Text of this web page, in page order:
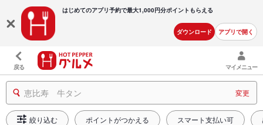
はじめてのアプリ予約で最大1,000円分ポイントもらえる
ダウンロード アプリで開く
戻る マイメニュー
恵比寿 牛タン 変更
絞り込む ポイントがつかえる スマート支払い可